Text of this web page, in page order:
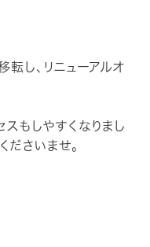
し、リニューアルオ
スもしやすくなりまし
ださいませ。